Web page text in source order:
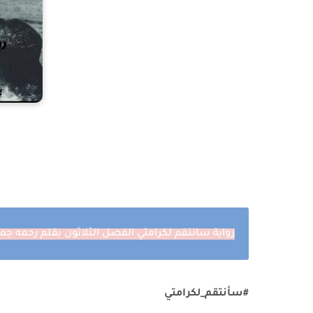
رواية سانتقم لكرامتي الفصل الثلاثون بقلم رحمه
#سأنتقم_لكرامتي